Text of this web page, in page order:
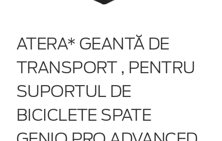
ATERA* GEANTĂ DE
TRANSPORT , PENTRU
SUPORTUL DE
BICICLETE SPATE